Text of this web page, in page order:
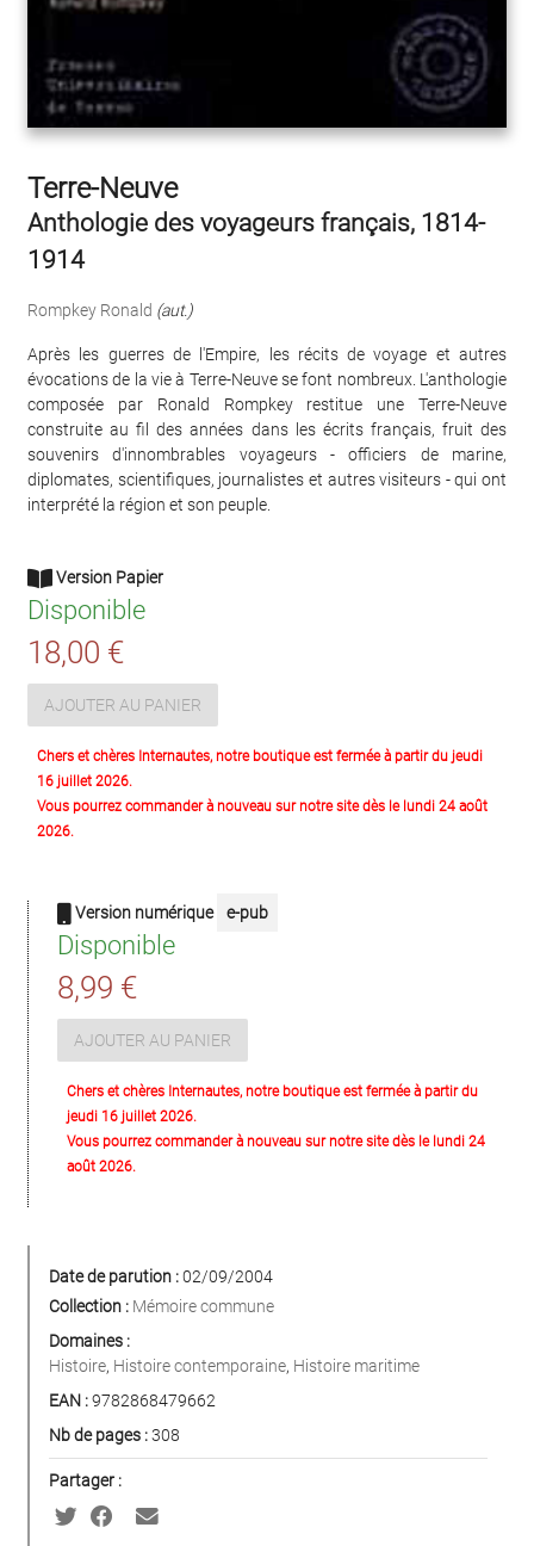
Terre-Neuve
Anthologie des voyageurs français, 1814-
1914
Rompkey Ronald (aut.)
Après les guerres de l'Empire, les récits de voyage et autres
évocations de la vie à Terre-Neuve se font nombreux. L'anthologie
composée par Ronald Rompkey restitue une Terre-Neuve
construite au fil des années dans les écrits français, fruit des
souvenirs d'innombrables voyageurs - officiers de marine,
diplomates, scientifiques, journalistes et autres visiteurs - qui ont
interprété la région et son peuple.
Version Papier
Disponible
18,00 €
AJOUTER AU PANIER
Chers et chères Internautes, notre boutique est fermée à partir du jeudi
16 juillet 2026.
Vous pourrez commander à nouveau sur notre site dès le lundi 24 août
2026.
Version numérique e-pub
Disponible
8,99 €
AJOUTER AU PANIER
Chers et chères Internautes, notre boutique est fermée à partir du
jeudi 16 juillet 2026.
Vous pourrez commander à nouveau sur notre site dès le lundi 24
août 2026.
Date de parution :02/09/2004
Collection : Mémoire commune
Domaines :
Histoire, Histoire contemporaine, Histoire maritime
EAN :9782868479662
Nb de pages :308
Partager :